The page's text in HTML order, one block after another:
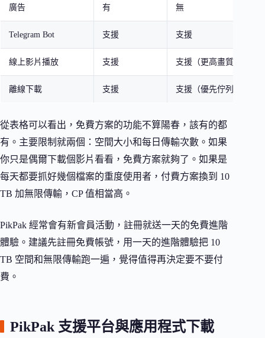
廣告 有 無
Telegram Bot 支援 支援
線上影片播放 支援 支援（更高畫質）
離線下載 支援 支援（優先佇列）
從表格可以看出，免費方案的功能不算陽春，該有的都
有。主要限制就兩個：空間大小和每日傳輸次數。如果
你只是偶爾下載個影片看看，免費方案就夠了。如果是
每天都要抓好幾個檔案的重度使用者，付費方案換到 10
TB 加無限傳輸，CP 值相當高。
PikPak 經常會有新會員活動，註冊就送一天的免費進階
體驗。建議先註冊免費帳號，用一天的進階體驗把 10
TB 空間和無限傳輸跑一遍，覺得值得再決定要不要付
費。
PikPak 支援平台與應用程式下載